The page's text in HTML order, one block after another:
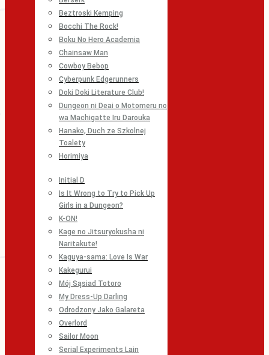
Beztroski Kemping
Bocchi The Rock!
Boku No Hero Academia
Chainsaw Man
Cowboy Bebop
Cyberpunk Edgerunners
Doki Doki Literature Club!
Dungeon ni Deai o Motomeru no
wa Machigatte Iru Darouka
Hanako, Duch ze Szkolnej
Toalety
Horimiya
Initial D
Is It Wrong to Try to Pick Up
Girls in a Dungeon?
K-ON!
Kage no Jitsuryokusha ni
Naritakute!
Kaguya-sama: Love Is War
Kakegurui
Mój Sąsiad Totoro
My Dress-Up Darling
Odrodzony Jako Galareta
Overlord
Sailor Moon
Serial Experiments Lain